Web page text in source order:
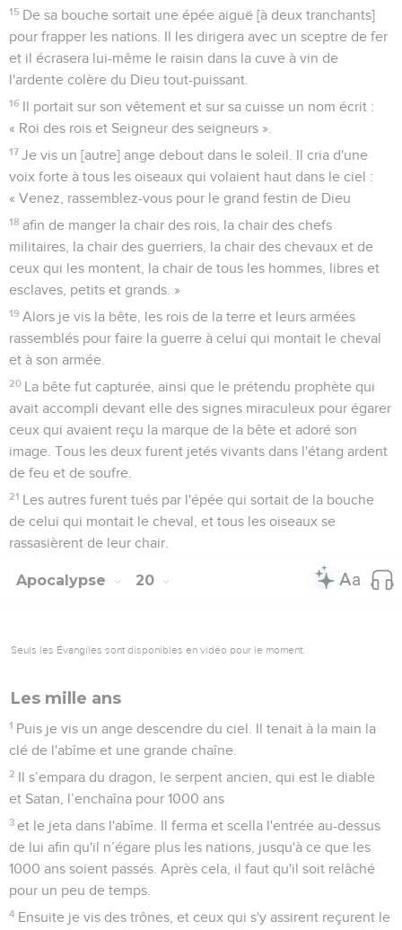
15 De sa bouche sortait une épée aiguë [à deux tranchants]
pour frapper les nations. Il les dirigera avec un sceptre de fer
et il écrasera lui-même le raisin dans la cuve à vin de
l'ardente colère du Dieu tout-puissant.
16 Il portait sur son vêtement et sur sa cuisse un nom écrit :
« Roi des rois et Seigneur des seigneurs ».
17 Je vis un [autre] ange debout dans le soleil. Il cria d'une
voix forte à tous les oiseaux qui volaient haut dans le ciel :
« Venez, rassemblez-vous pour le grand festin de Dieu
18 afin de manger la chair des rois, la chair des chefs
militaires, la chair des guerriers, la chair des chevaux et de
ceux qui les montent, la chair de tous les hommes, libres et
esclaves, petits et grands. »
19 Alors je vis la bête, les rois de la terre et leurs armées
rassemblés pour faire la guerre à celui qui montait le cheval
et à son armée.
20 La bête fut capturée, ainsi que le prétendu prophète qui
avait accompli devant elle des signes miraculeux pour égarer
ceux qui avaient reçu la marque de la bête et adoré son
image. Tous les deux furent jetés vivants dans l'étang ardent
de feu et de soufre.
21 Les autres furent tués par l'épée qui sortait de la bouche
de celui qui montait le cheval, et tous les oiseaux se
rassasièrent de leur chair.
Apocalypse 20
Seuls les Évangiles sont disponibles en vidéo pour le moment.
Les mille ans
1 Puis je vis un ange descendre du ciel. Il tenait à la main la
clé de l'abîme et une grande chaîne.
2 Il s’empara du dragon, le serpent ancien, qui est le diable
et Satan, l’enchaîna pour 1000 ans
3 et le jeta dans l'abîme. Il ferma et scella l'entrée au-dessus
de lui afin qu'il n’égare plus les nations, jusqu'à ce que les
1000 ans soient passés. Après cela, il faut qu'il soit relâché
pour un peu de temps.
4 Ensuite je vis des trônes, et ceux qui s'y assirent reçurent le